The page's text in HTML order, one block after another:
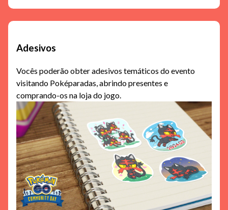
Adesivos
Vocês poderão obter adesivos temáticos do evento
visitando Poképaradas, abrindo presentes e
comprando-os na loja do jogo.